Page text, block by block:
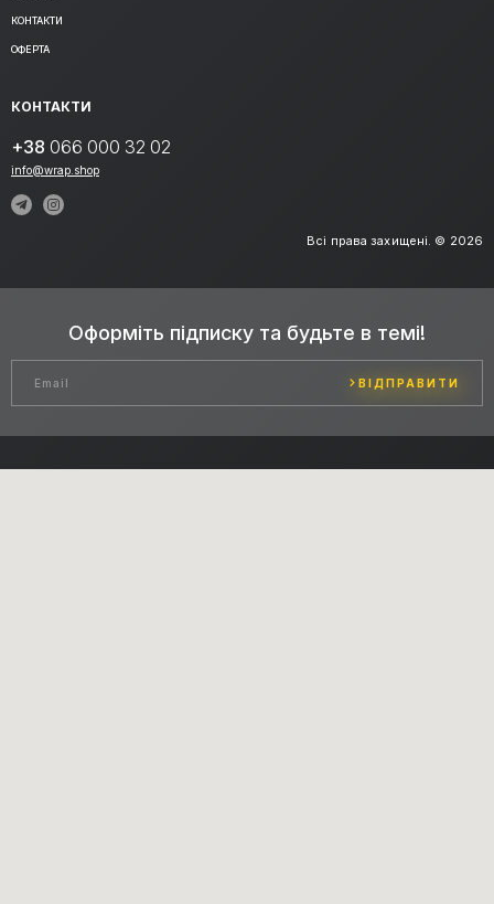
КОНТАКТИ
ОФЕРТА
КОНТАКТИ
+38 066 000 32 02
info@wrap.shop
Всі права захищені. © 2026
Оформіть підписку та будьте в темі!
ВІДПРАВИТИ